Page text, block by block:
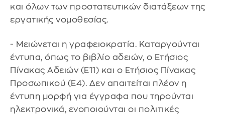
και όλων των προστατευτικών διατάξεων της
εργατικής νομοθεσίας.
- Μειώνεται η γραφειοκρατία. Καταργούνται
έντυπα, όπως το βιβλίο αδειών, ο Ετήσιος
Πίνακας Αδειών (Ε11) και ο Ετήσιος Πίνακας
Προσωπικού (Ε4). Δεν απαιτείται πλέον η
έντυπη μορφή για έγγραφα που τηρούνται
ηλεκτρονικά, ενοποιούνται οι πολιτικές